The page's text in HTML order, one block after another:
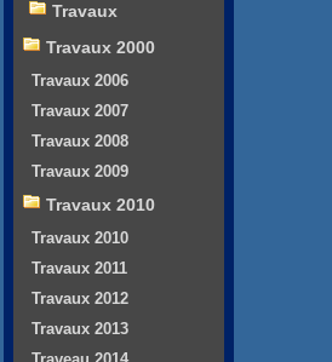
Travaux
Travaux 2000
Travaux 2006
Travaux 2007
Travaux 2008
Travaux 2009
Travaux 2010
Travaux 2010
Travaux 2011
Travaux 2012
Travaux 2013